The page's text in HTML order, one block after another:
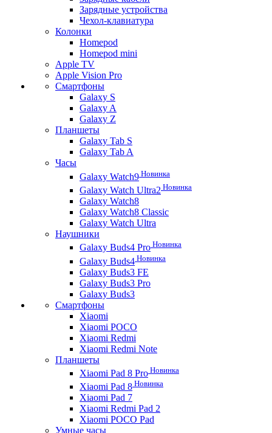
Зарядные устройства
Чехол-клавиатура
Колонки
Homepod
Homepod mini
Apple TV
Apple Vision Pro
Смартфоны
Galaxy S
Galaxy A
Galaxy Z
Планшеты
Galaxy Tab S
Galaxy Tab A
Часы
Galaxy Watch9 Новинка
Galaxy Watch Ultra2 Новинка
Galaxy Watch8
Galaxy Watch8 Classic
Galaxy Watch Ultra
Наушники
Galaxy Buds4 Pro Новинка
Galaxy Buds4 Новинка
Galaxy Buds3 FE
Galaxy Buds3 Pro
Galaxy Buds3
Смартфоны
Xiaomi
Xiaomi POCO
Xiaomi Redmi
Xiaomi Redmi Note
Планшеты
Xiaomi Pad 8 Pro Новинка
Xiaomi Pad 8 Новинка
Xiaomi Pad 7
Xiaomi Redmi Pad 2
Xiaomi POCO Pad
Умные часы